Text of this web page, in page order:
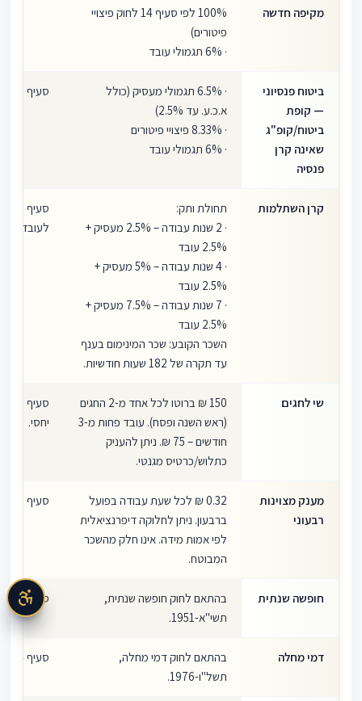
מקיפה חדשה
100% לפי סעיף 14 לחוק פיצויי
פיטורים)
· 6% תגמולי עובד
ביטוח פנסיוני
— קופת
ביטוח/קופ"ג
שאינה קרן
פנסיה
· 6.5% תגמולי מעסיק (כולל
א.כ.ע. עד 2.5%)
· 8.33% פיצויי פיטורים
· 6% תגמולי עובד
סעיף 10.5
קרן השתלמות
תחולת ותק:
· 2 שנות עבודה – 2.5% מעסיק +
2.5% עובד
· 4 שנות עבודה – 5% מעסיק +
2.5% עובד
· 7 שנות עבודה – 7.5% מעסיק +
2.5% עובד
השכר הקובע: שכר המינימום בענף
עד תקרה של 182 שעות חודשיות.
לעובד עם
שי לחגים
150 ₪ ברוטו לכל אחד מ-2 החגים
(ראש השנה ופסח). עובד פחות מ-3
חודשים – 75 ₪. ניתן להעניק
כתלוש/כרטיס מגנטי.
יחסי.
מענק מצוינות
רבעוני
0.32 ₪ לכל שעת עבודה בפועל
ברבעון. ניתן לחלוקה דיפרנציאלית
לפי אמות מידה. אינו חלק מהשכר
המבוטח.
סעיף 12
חופשה שנתית
בהתאם לחוק חופשה שנתית,
תשי"א-1951.
סעיף 13
דמי מחלה
בהתאם לחוק דמי מחלה,
תשל"ו-1976.
סעיף 14